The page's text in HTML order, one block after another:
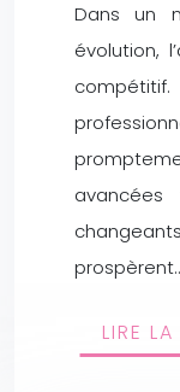
Dans un
évolution,
avancées
LIRE